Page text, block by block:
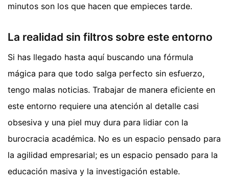
minutos son los que hacen que empieces tarde.
La realidad sin filtros sobre este entorno
Si has llegado hasta aquí buscando una fórmula
mágica para que todo salga perfecto sin esfuerzo,
tengo malas noticias. Trabajar de manera eficiente en
este entorno requiere una atención al detalle casi
obsesiva y una piel muy dura para lidiar con la
burocracia académica. No es un espacio pensado para
la agilidad empresarial; es un espacio pensado para la
educación masiva y la investigación estable.